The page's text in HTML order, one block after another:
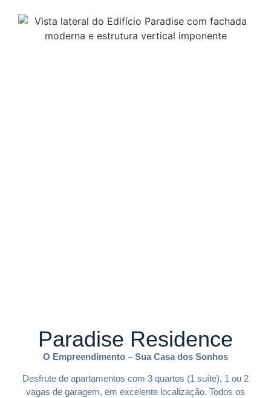
Paradise Residence
O Empreendimento – Sua Casa dos Sonhos
Desfrute de apartamentos com 3 quartos (1 suíte), 1 ou 2
vagas de garagem, em excelente localização. Todos os